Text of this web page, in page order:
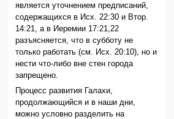
является уточнением предписаний,
содержащихся в Исх. 22:30 и Втор.
14:21, а в Иеремии 17:21,22
разъясняется, что в субботу не
только работать (см. Исх. 20:10), но и
нести что-либо вне стен города
запрещено.
Процесс развития Галахи,
продолжающийся и в наши дни,
можно условно разделить на